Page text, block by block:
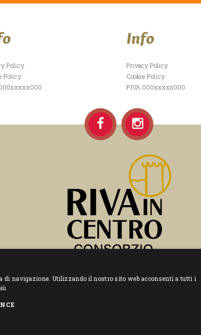
Policy
Policy
000xxxxx000
Info
Privacy Policy
Cookie Policy
P.IVA 000xxxxx000
Privacy Policy–Cookie Policy– P.IVA 00592840227
di navigazione. Utilizzando il nostro sito web acconsenti a tutti i